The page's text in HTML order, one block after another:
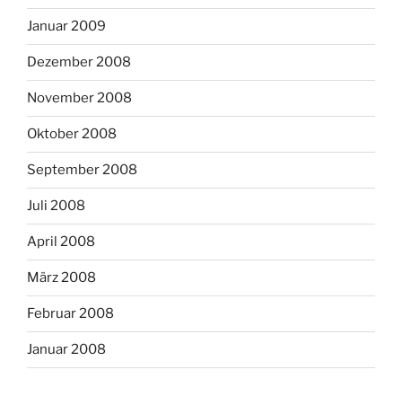
Januar 2009
Dezember 2008
November 2008
Oktober 2008
September 2008
Juli 2008
April 2008
März 2008
Februar 2008
Januar 2008